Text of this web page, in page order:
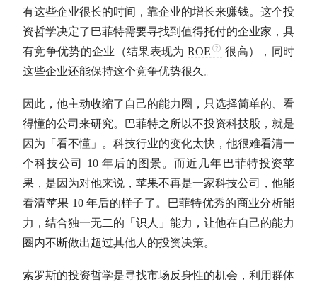
有这些企业很长的时间，靠企业的增长来赚钱。这个投
资哲学决定了 巴菲特需要寻找到值得托付的企业家，具
有竞争优势的企业（结果表现为 ROE
很高），同时
这些企业还能保持这个竞争优势很久。
因此，他主动收缩了自己的能力圈 ，只选择简单的、看
得懂的公司来研究。
巴菲特之所以不投资科技股，就是
因为「看不懂」。科技行业的变化太快，他很难看清一
个科技公司 10 年后的图景。而近几年 巴菲特投资苹
果，是因为对他来说，苹果不再是一家科技公司，他能
看清苹果 10 年后的样子了。
巴菲特优秀的商业分析能
力，结合独一无二的「识人」能力，让他在自己的能力
圈内不断做出超过其他人的投资决策。
索罗斯的投资哲学是寻找市场反身性的机会，利用群体